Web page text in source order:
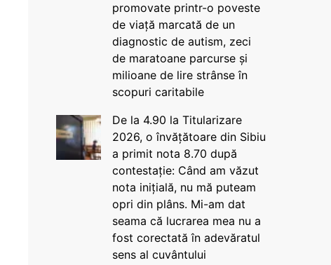
promovate printr-o poveste
de viață marcată de un
diagnostic de autism, zeci
de maratoane parcurse și
milioane de lire strânse în
scopuri caritabile
De la 4.90 la Titularizare
2026, o învățătoare din Sibiu
a primit nota 8.70 după
contestație: Când am văzut
nota inițială, nu mă puteam
opri din plâns. Mi-am dat
seama că lucrarea mea nu a
fost corectată în adevăratul
sens al cuvântului